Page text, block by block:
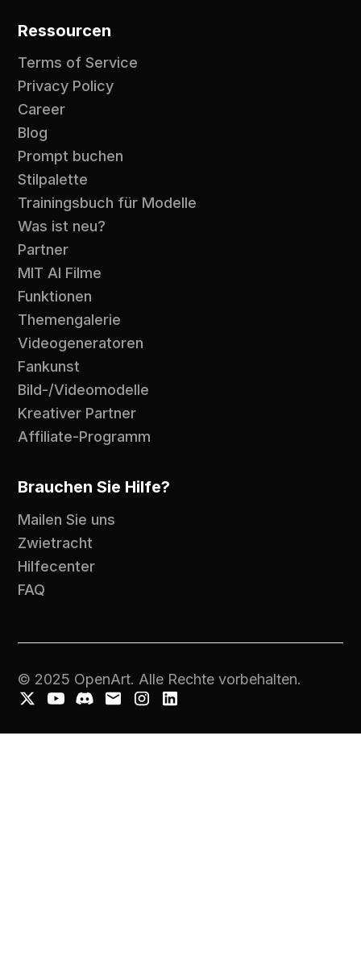
Ressourcen
Terms of Service
Privacy Policy
Career
Blog
Prompt buchen
Stilpalette
Trainingsbuch für Modelle
Was ist neu?
Partner
MIT AI Filme
Funktionen
Themengalerie
Videogeneratoren
Fankunst
Bild-/Videomodelle
Kreativer Partner
Affiliate-Programm
Brauchen Sie Hilfe?
Mailen Sie uns
Zwietracht
Hilfecenter
FAQ
© 2025 OpenArt. Alle Rechte vorbehalten.